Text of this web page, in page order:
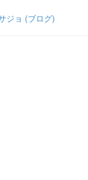
ジョ (ブログ)